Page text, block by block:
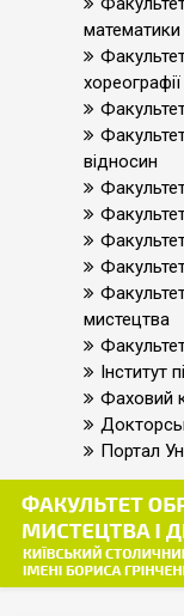
математики
хореографії
відносин
Факультет
мистецтва
Інститут
Фаховий
Портал